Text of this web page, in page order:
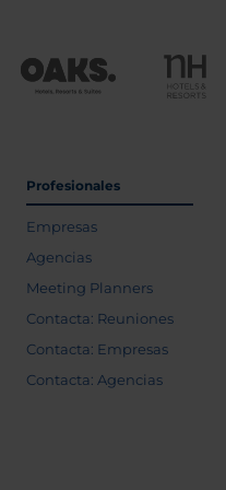
Profesionales
Empresas
Agencias
Meeting Planners
Contacta: Reuniones
Contacta: Empresas
Contacta: Agencias